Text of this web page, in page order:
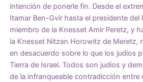
intención de ponerle fin. Desde el
Itamar Ben-Gvir hasta el presidente del
miembro de la Knesset Amir Peretz, y
la Knesset Nitzan Horowitz de Meretz,
en desacuerdo sobre lo que los judíos
Tierra de Israel. Todos son judíos y
de la infranqueable contradicción entre